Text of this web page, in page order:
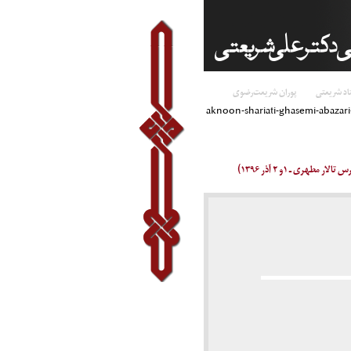
شریعتی پوران شریعت‌رضوی
ـ ۱و ۲ آذر ۱۳۹۶)
aknoon-shariati-ghasemi-